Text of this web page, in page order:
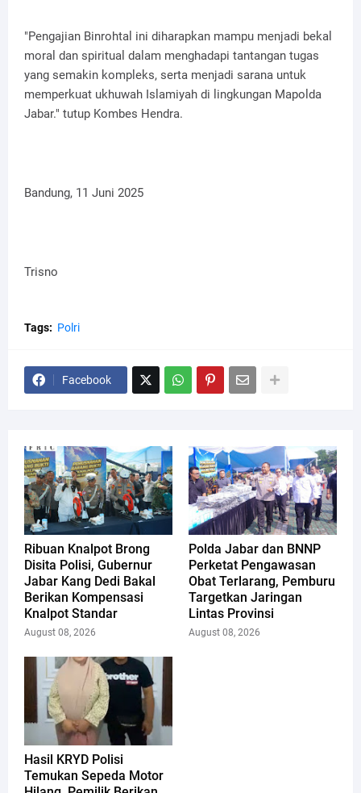
"Pengajian Binrohtal ini diharapkan mampu menjadi bekal
moral dan spiritual dalam menghadapi tantangan tugas
yang semakin kompleks, serta menjadi sarana untuk
memperkuat ukhuwah Islamiyah di lingkungan Mapolda
Jabar." tutup Kombes Hendra.
Bandung, 11 Juni 2025
Trisno
Tags: Polri
Facebook
Ribuan Knalpot Brong
Disita Polisi, Gubernur
Jabar Kang Dedi Bakal
Berikan Kompensasi
Knalpot Standar
August 08, 2026
Polda Jabar dan BNNP
Perketat Pengawasan
Obat Terlarang, Pemburu
Targetkan Jaringan
Lintas Provinsi
August 08, 2026
Hasil KRYD Polisi
Temukan Sepeda Motor